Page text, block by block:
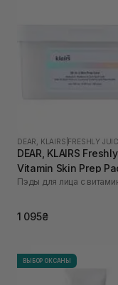
DEAR, KLAIRS FRESHLY
DEAR, KLAIRS
Vitamin Skin Prep
шт
Пэды для лица с
1 095₴
ВЫБОР ОКСАНЫ